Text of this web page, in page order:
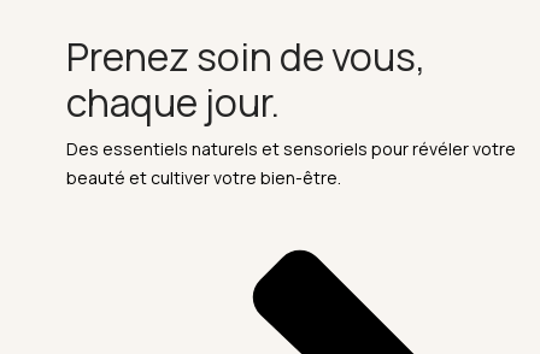
Prenez soin de vous,
chaque jour.
Des essentiels naturels et sensoriels pour révéler votre
beauté et cultiver votre bien-être.